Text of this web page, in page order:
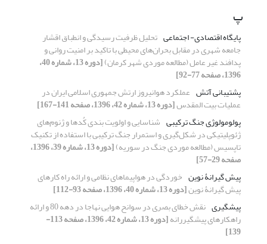
پ
پایگاه اقتصادی- اجتماعی تحلیل ظرفیت رسیدگی و انطباق اقشار
جامعه شهری در مقابل بحران‌های محیطی با تاکید بر امنیت روانی و
پدافند غیر عامل (مطالعه موردی شهر کرمان) [دوره 13، شماره 40،
1396، صفحه 77-92]
پشتیبانی آتش عملکرد هوانیروز ارتش جمهوری اسلامی ایران در
عملیات بیت المقدس[دوره 13، شماره 42، 1396، صفحه 141-167]
پولومولوژی جنگ ترکیبی شناسایی و اولویت بندی کُدها و ژنوم‌های
ژئوپلیتیکی در شکل‌گیری و استمرار جنگ ترکیبی با استفاده از تکنیک
تاپسیس (مطالعه موردی جنگ در سوریه) [دوره 13، شماره 39، 1396،
صفحه 29-57]
پیش گیرانۀ نوین خوردگی در هواپیماهای نظامی و ارائه راه کارهای
پیش گیرانۀ نوین[دوره 13، شماره 40، 1396، صفحه 93-112]
پیشگیری
نقش خطای بصری در سوانح هوایی نهاجا در دهه 80 و ارائه
راهکارهای پیشگیررانه [دوره 13، شماره 42، 1396، صفحه 113-
139]